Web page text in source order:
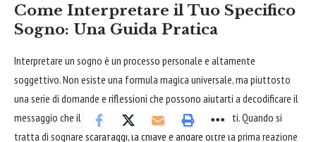
Come Interpretare il Tuo Specifico
Sogno: Una Guida Pratica
Interpretare un sogno è un processo personale e altamente
soggettivo. Non esiste una formula magica universale, ma piuttosto
una serie di domande e riflessioni che possono aiutarti a decodificare il
messaggio che il tuo subconscio sta cercando di inviarti. Quando si
tratta di sognare scarafaggi, la chiave è andare oltre la prima reazione